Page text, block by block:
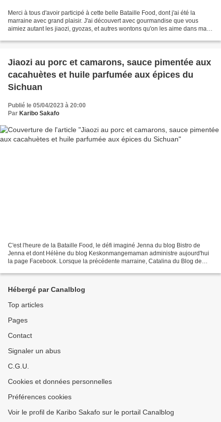
Merci à tous d'avoir participé à cette belle Bataille Food, dont j'ai été la
marraine avec grand plaisir. J'ai découvert avec gourmandise que vous
aimiez autant les jiaozi, gyozas, et autres wontons qu'on les aime dans ma
Jiaozi au porc et camarons, sauce pimentée aux
cacahuètes et huile parfumée aux épices du
Sichuan
Publié le 05/04/2023 à 20:00
Par Karibo Sakafo
C'est l'heure de la Bataille Food, le défi imaginé Jenna du blog Bistro de
Jenna et dont Hélène du blog Keskonmangemaman administre aujourd'hui
la page Facebook. Lorsque la précédente marraine, Catalina du Blog de
Hébergé par Canalblog
Top articles
Pages
Contact
Signaler un abus
C.G.U.
Cookies et données personnelles
Préférences cookies
Voir le profil de Karibo Sakafo sur le portail Canalblog